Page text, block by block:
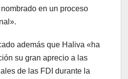
en un proceso
además que Haliva «ha
su gran aprecio a las
de las FDI durante la